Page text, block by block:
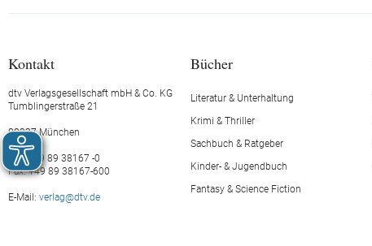
Kontakt
dtv Verlagsgesellschaft mbH & Co. KG
Tumblingerstraße 21
80337 München
Tel.: +49 89 38167 -0
Fax: +49 89 38167-600
E-Mail: verlag@dtv.de
Bücher
Literatur & Unterhaltung
Krimi & Thriller
Sachbuch & Ratgeber
Kinder- & Jugendbuch
Fantasy & Science Fiction